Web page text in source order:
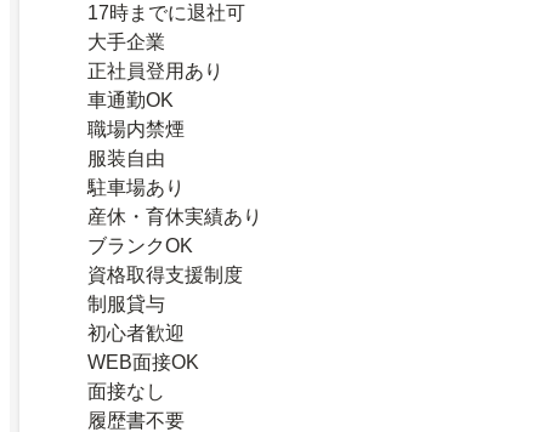
17時までに退社可
大手企業
正社員登用あり
車通勤OK
職場内禁煙
服装自由
駐車場あり
産休・育休実績あり
ブランクOK
資格取得支援制度
制服貸与
初心者歓迎
WEB面接OK
面接なし
履歴書不要